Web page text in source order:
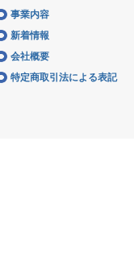
事業内容
新着情報
会社概要
特定商取引法による表記